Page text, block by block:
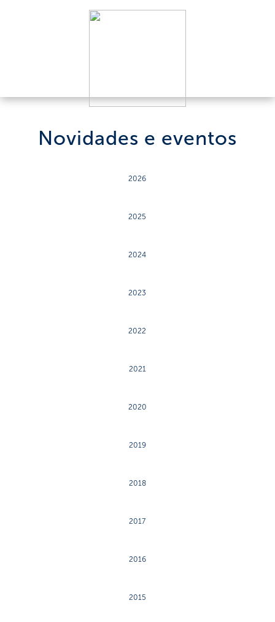
Novidades e eventos
2026
2025
2024
2023
2022
2021
2020
2019
2018
2017
2016
2015